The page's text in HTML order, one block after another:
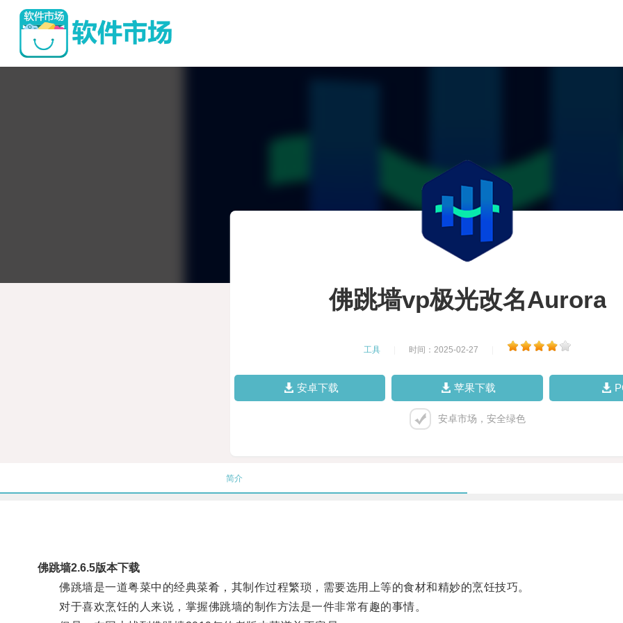
佛跳墙vp极光改名Aurora
工具 时间：2025-02-27
安卓下载 苹果下载
安卓市场，安全绿色
简介
佛跳墙2.6.5版本下载
佛跳墙是一道粤菜中的经典菜肴，其制作过程繁琐，需要选用上等的食材和精妙的烹饪技巧。
对于喜欢烹饪的人来说，掌握佛跳墙的制作方法是一件非常有趣的事情。